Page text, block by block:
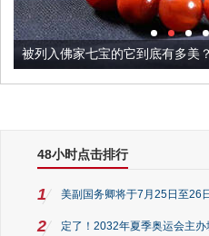
被列入佛家七宝的它到底有多美？
48小时点击排行
1 美副国务卿将于7月25日至26
2 定了！2032年夏季奥运会主